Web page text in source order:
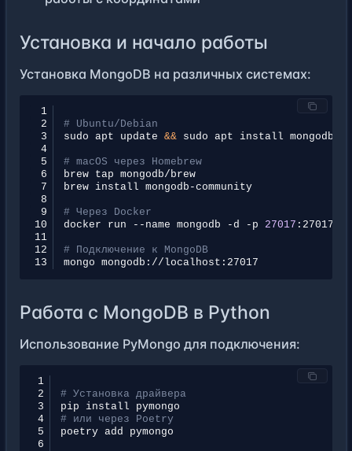
Установка и начало работы
Установка MongoDB на различных системах:
1
2
# Ubuntu/Debian
3
sudo apt update && sudo apt install
4
5
# macOS через Homebrew
6
brew tap
mongodb/brew
7
brew install
mongodb-community
8
9
# Через Docker
10
docker run --name mongodb -d -p 27017 :27017
11
12
# Подключение к MongoDB
13
mongo
Работа с MongoDB в Python
Использование PyMongo для подключения:
1
2
# Установка драйвера
3
pip install
4
# или через Poetry
5
poetry add
6